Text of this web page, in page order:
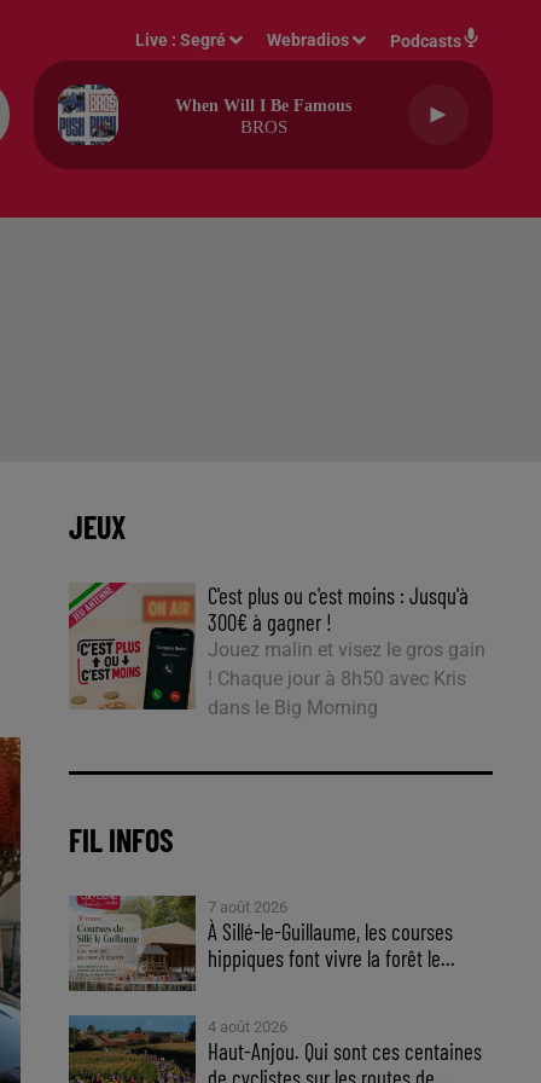
Live :Segré Webradios Podcasts
When Will I Be Famous
BROS
JEUX
C'est plus ou c'est moins : Jusqu'à
300€ à gagner !
Jouez malin et visez le gros gain
! Chaque jour à 8h50 avec Kris
dans le Big Morning
FIL INFOS
7 août 2026
À Sillé-le-Guillaume, les courses
hippiques font vivre la forêt le...
4 août 2026
Haut-Anjou. Qui sont ces centaines